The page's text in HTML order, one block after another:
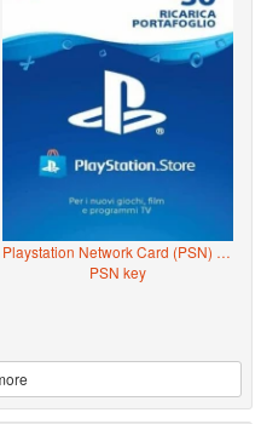
Playstation Network Card (PSN) ?€30 (Italy)
PSN key